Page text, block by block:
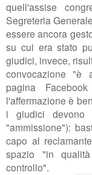
quell'assise
Segreteria
essere ancora
su cui era stato
giudici, invece,
convocazione "è
pagina
l'affermazione è
i giudici devono
"ammissione"):
capo al
spazio "in
controllo".